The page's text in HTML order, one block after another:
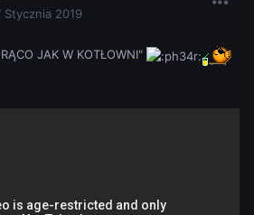
Stycznia 2019
JAK W KOTŁOWNI "